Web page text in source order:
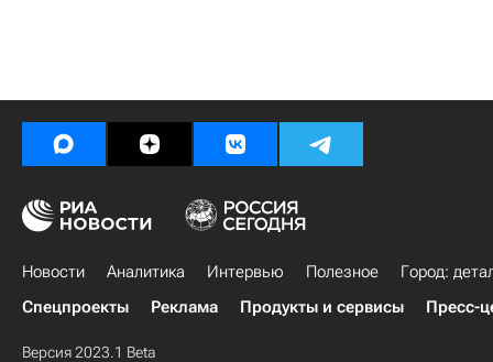
Новости Аналитика Интервью Полезное
Город:
Спецпроекты
Реклама Продукты и сервисы Пресс-
Версия 2023.1 Beta